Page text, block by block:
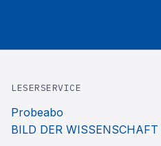
LESERSERVICE
Probeabo
BILD DER